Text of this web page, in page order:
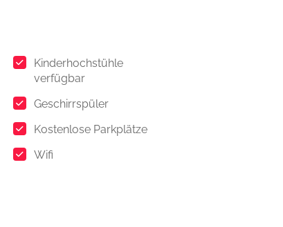
Kinderhochstühle
verfügbar
Geschirrspüler
Kostenlose Parkplätze
Wifi